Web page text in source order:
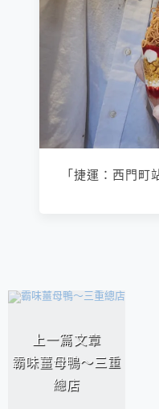
「捷運：西門
相連文章
上一篇文章
霸味薑母鴨～三重
總店